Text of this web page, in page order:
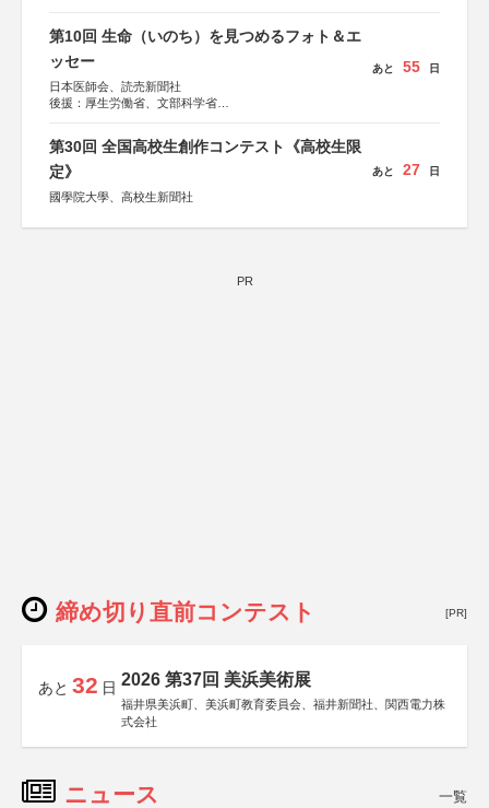
第10回 生命（いのち）を見つめるフォト＆エ
ッセー
日本医師会、読売新聞社
後援：厚生労働省、文部科学省
しん生命保険株式会社
あと 55 日
第30回 全国高校生創作コンテスト《高校生限
定》
國學院大學、高校生新聞社
あと 27 日
PR
締め切り直前コンテスト [PR]
あと 32 日 2026 第37回 美浜美術展
福井県美浜町、美浜町教育委員会、福井新聞社、関西電力株
式会社
ニュース 一覧